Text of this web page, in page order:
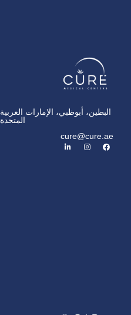
البطين، أبوظبي، الإمارات العربية
المتحدة
cure@cure.ae
ف
ي
ا
ن
ل
ي